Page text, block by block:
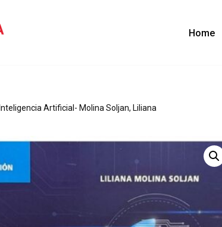
Home
Inteligencia Artificial- Molina Soljan, Liliana